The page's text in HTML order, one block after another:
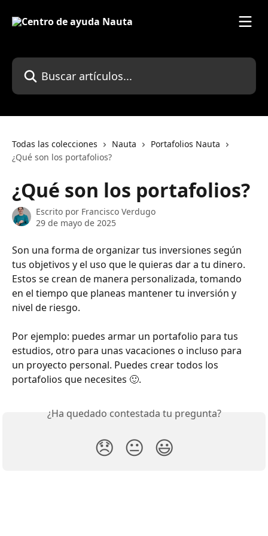
Buscar artículos...
Todas las colecciones Nauta
Portafolios Nauta
¿Qué son los portafolios?
¿Qué son los portafolios?
Escrito por Francisco Verdugo
29 de mayo de 2025
Son una forma de organizar tus inversiones según
tus objetivos y el uso que le quieras dar a tu dinero.
Estos se crean de manera personalizada, tomando
en el tiempo que planeas mantener tu inversión y
nivel de riesgo.
Por ejemplo: puedes armar un portafolio para tus
estudios, otro para unas vacaciones o incluso para
un proyecto personal. Puedes crear todos los
portafolios que necesites 🙂.
¿Ha quedado contestada tu pregunta?
😞 😐 😃